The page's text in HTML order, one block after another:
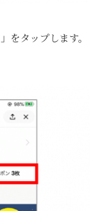
をタップします。